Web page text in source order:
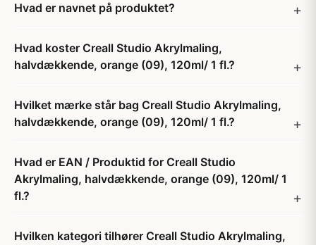
Hvad er navnet på produktet?
Hvad koster Creall Studio Akrylmaling,
halvdækkende, orange (09), 120ml/ 1 fl.?
Hvilket mærke står bag Creall Studio Akrylmaling,
halvdækkende, orange (09), 120ml/ 1 fl.?
Hvad er EAN / Produktid for Creall Studio
Akrylmaling, halvdækkende, orange (09), 120ml/ 1
fl.?
Hvilken kategori tilhører Creall Studio Akrylmaling,